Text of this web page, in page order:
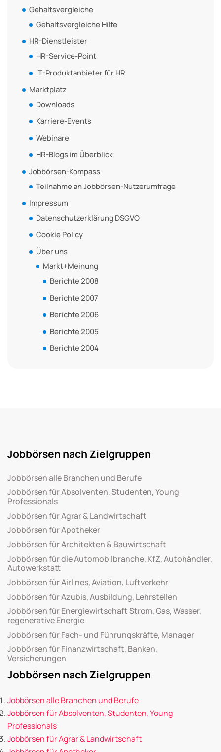
Gehaltsvergleiche
Gehaltsvergleiche Hilfe
HR-Dienstleister
HR-Service-Point
IT-Produktanbieter für HR
Marktplatz
Downloads
Karriere-Events
Webinare
HR-Blogs im Überblick
Jobbörsen-Kompass
Teilnahme an Jobbörsen-Nutzerumfrage
Impressum
Datenschutzerklärung DSGVO
Cookie Policy
Über uns
Markt+Meinung
Berichte 2008
Berichte 2007
Berichte 2006
Berichte 2005
Berichte 2004
Jobbörsen nach Zielgruppen
Jobbörsen alle Branchen und Berufe
Jobbörsen für Absolventen, Studenten, Young
Professionals
Jobbörsen für Agrar & Landwirtschaft
Jobbörsen für Apotheker
Jobbörsen für Architekten & Bauwirtschaft
Jobbörsen für die Automobilbranche, KfZ, Autohändler,
Autowerkstatt
Jobbörsen für Airlines, Aviation, Luftverkehr
Jobbörsen für Azubis, Ausbildung, Lehrstellen
Jobbörsen für Energiewirtschaft Strom, Gas, Wasser,
regenerative Energie
Jobbörsen für Fach- und Führungskräfte, Manager
Jobbörsen für Finanzwirtschaft, Banken,
Versicherungen
Jobbörsen nach Zielgruppen
Jobbörsen alle Branchen und Berufe
Jobbörsen für Absolventen, Studenten, Young
Professionals
Jobbörsen für Agrar & Landwirtschaft